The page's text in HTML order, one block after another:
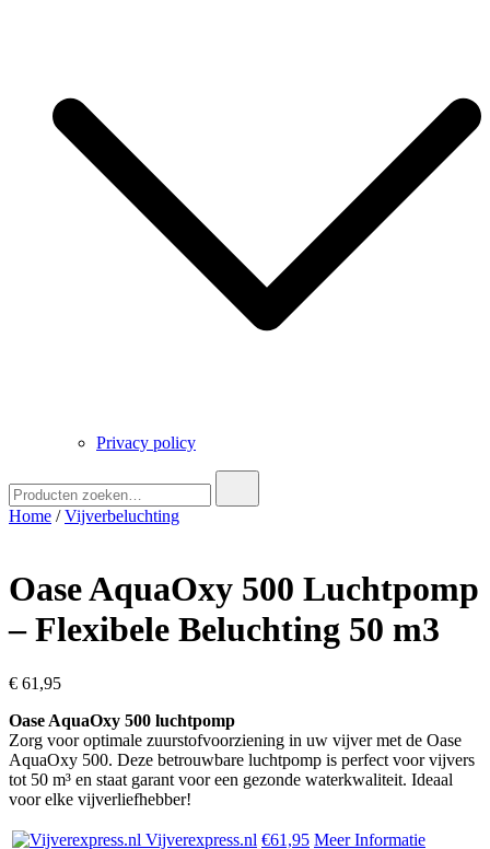
Privacy policy
naar:
Home /Vijverbeluchting
Oase AquaOxy 500 Luchtpomp
– Flexibele Beluchting 50 m3
€ 61,95
Oase AquaOxy 500 luchtpomp
Zorg voor optimale zuurstofvoorziening in uw vijver met de Oase
AquaOxy 500. Deze betrouwbare luchtpomp is perfect voor vijvers
tot 50 m³ en staat garant voor een gezonde waterkwaliteit. Ideaal
voor elke vijverliefhebber!
Vijverexpress.nl €61,95 Meer Informatie